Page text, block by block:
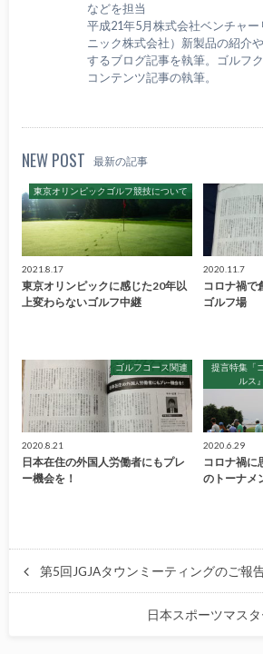
などを担当
平成21年5月株式会社ベンチャ
ニック株式会社）新製品の紹介
するブログ記事を執筆。ゴルフ
コンテンツ記事の執筆。
NEW POST 最新の記事
東京オリンピックゴルフ競技について
2021.8.17
東京オリンピックに感じた20年以
上変わらないゴルフ中継
2020.11.7
コロナ禍で
ゴルフ場
ゴルフコース関連
2020.8.21
日本在住の外国人労働者にもプレ
ー機会を！
提言特集「
ルス
2020.6.29
コロナ禍に
のトーナメ
第5回JGJAタウンミーティングのご報
日本スポーツマス